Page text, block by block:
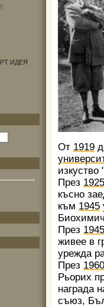
ИДЕЯ
От 1919
През 1925
късно
към 1945
През 1945
живее в
урежда
През 1960
Рьорих
награда
съюз,